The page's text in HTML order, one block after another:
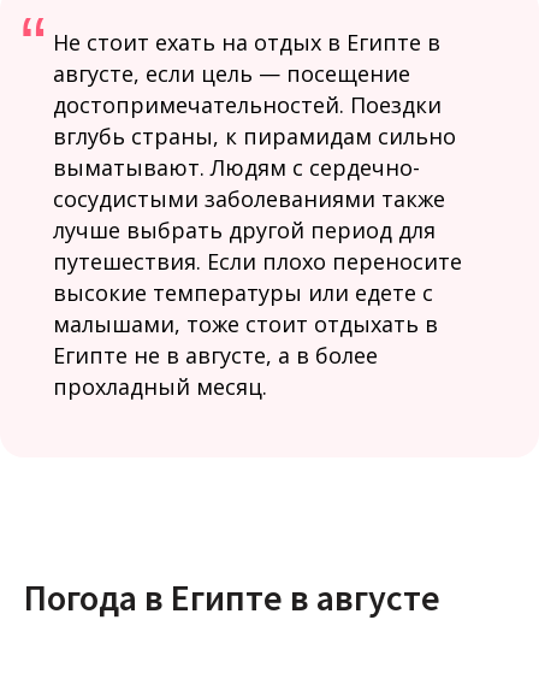
“ Не стоит ехать на отдых в Египте в
августе, если цель — посещение
достопримечательностей. Поездки
вглубь страны, к пирамидам сильно
выматывают. Людям с сердечно-
сосудистыми заболеваниями также
лучше выбрать другой период для
путешествия. Если плохо переносите
высокие температуры или едете с
малышами, тоже стоит отдыхать в
Египте не в августе, а в более
прохладный месяц.
Погода в Египте в августе